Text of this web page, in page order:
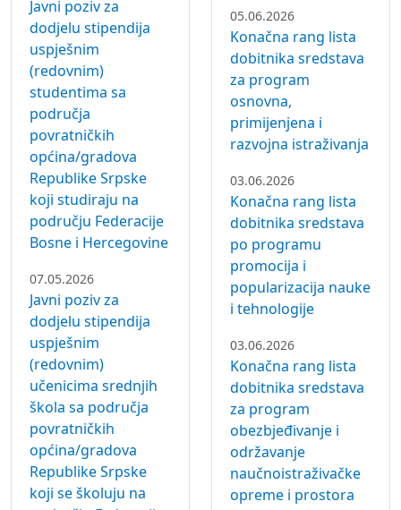
uspješnim
(redovnim)
studentima sa
područja
povratničkih
općina/gradova
Republike Srpske
koji studiraju na
području Federacije
Bosne i Hercegovine
07.05.2026
dodjelu stipendija
uspješnim
(redovnim)
učenicima srednjih
škola sa područja
povratničkih
općina/gradova
Republike Srpske
koji se školuju na
području Federacije
Bosne i...
dobitnika sredstava
za program
osnovna,
primijenjena i
razvojna istraživanja
03.06.2026
dobitnika sredstava
po programu
promocija i
popularizacija nauke
i tehnologije
03.06.2026
dobitnika sredstava
za program
obezbjeđivanje i
održavanje
naučnoistraživačke
opreme i prostora
za
naučnoistraživački